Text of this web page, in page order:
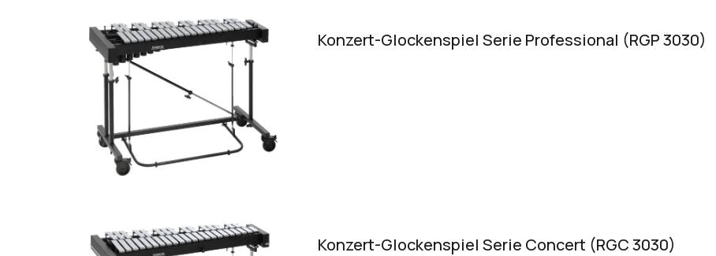
Konzert-Glockenspiel Serie Professional (RGP 3030)
Konzert-Glockenspiel Serie Concert (RGC 3030)